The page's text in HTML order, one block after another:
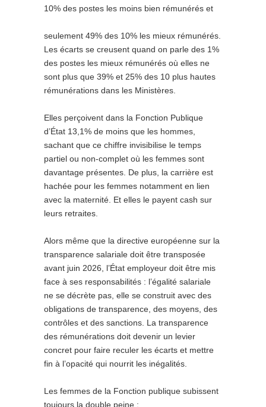
10% des postes les moins bien rémunérés et
seulement 49% des 10% les mieux rémunérés.
Les écarts se creusent quand on parle des 1%
des postes les mieux rémunérés où elles ne
sont plus que 39% et 25% des 10 plus hautes
rémunérations dans les Ministères.
Elles perçoivent dans la Fonction Publique
d’État 13,1% de moins que les hommes,
sachant que ce chiffre invisibilise le temps
partiel ou non-complet où les femmes sont
davantage présentes. De plus, la carrière est
hachée pour les femmes notamment en lien
avec la maternité. Et elles le payent cash sur
leurs retraites.
Alors même que la directive européenne sur la
transparence salariale doit être transposée
avant juin 2026, l’État employeur doit être mis
face à ses responsabilités : l’égalité salariale
ne se décrète pas, elle se construit avec des
obligations de transparence, des moyens, des
contrôles et des sanctions. La transparence
des rémunérations doit devenir un levier
concret pour faire reculer les écarts et mettre
fin à l’opacité qui nourrit les inégalités.
Les femmes de la Fonction publique subissent
toujours la double peine :